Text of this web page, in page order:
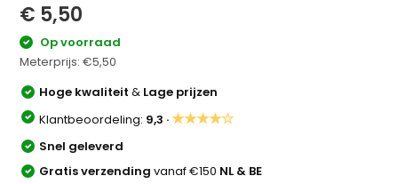
€ 5,50
Op voorraad
Meterprijs:€5,50
Hoge kwaliteit& Lage prijzen
Klantbeoordeling: 9,3 ·★★★★☆
Snel geleverd
Gratis verzendingvanaf €150 NL & BE